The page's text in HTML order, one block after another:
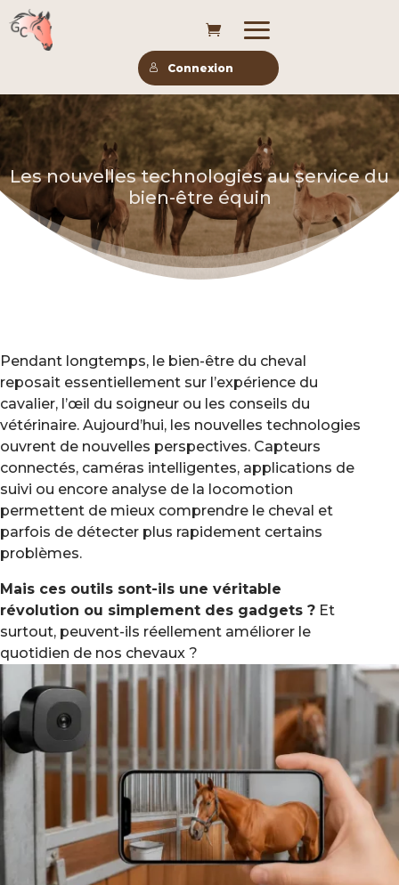
Connexion
Les nouvelles technologies au service du
bien-être équin
Pendant longtemps, le bien-être du cheval
reposait essentiellement sur l’expérience du
cavalier, l’œil du soigneur ou les conseils du
vétérinaire. Aujourd’hui, les nouvelles technologies
ouvrent de nouvelles perspectives. Capteurs
connectés, caméras intelligentes, applications de
suivi ou encore analyse de la locomotion
permettent de mieux comprendre le cheval et
parfois de détecter plus rapidement certains
problèmes.
Mais ces outils sont-ils une véritable
révolution ou simplement des gadgets ? Et
surtout, peuvent-ils réellement améliorer le
quotidien de nos chevaux ?